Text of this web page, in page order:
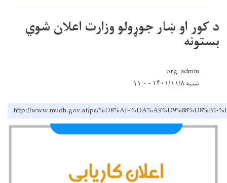
د کور او ښار جوړولو وزارت اعلان شوي
بستونه
org_admin
شنبه ۱۴۰۱/۱۱/۸ - ۱۱:۰
http://www.mudh.gov.af/ps/%D8%AF-%DA%A9%D9%88%D8%B1-